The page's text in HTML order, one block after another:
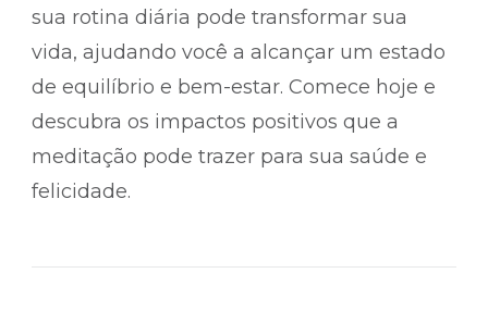
sua rotina diária pode transformar sua
vida, ajudando você a alcançar um estado
de equilíbrio e bem-estar. Comece hoje e
descubra os impactos positivos que a
meditação pode trazer para sua saúde e
felicidade.